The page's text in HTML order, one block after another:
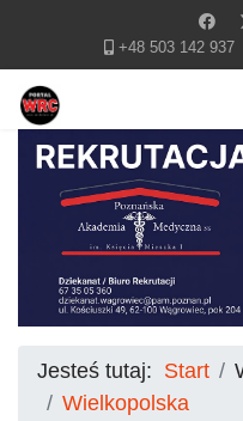
+48 503 142 937
Jesteś tutaj: Start
Wielkopolska